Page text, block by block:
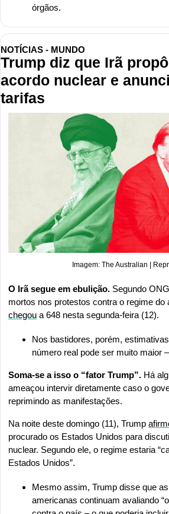
órgãos.
NOTÍCIAS - MUNDO
Trump diz que Irã
acordo nuclear e
tarifas
Imagem: The Australian |
O Irã segue em ebulição. Segundo
chegou a 648 nesta segunda-feira (12).
Nos bastidores, porém,
número real pode ser muito maior
Soma-se a isso o “fator Trump”. Há
ameaçou intervir diretamente caso o
reprimindo as manifestações.
Na noite deste domingo (11), Trump
procurado os Estados Unidos para
nuclear. Segundo ele, o regime estaria
Estados Unidos”.
Mesmo assim, Trump disse que
americanas continuam avaliando